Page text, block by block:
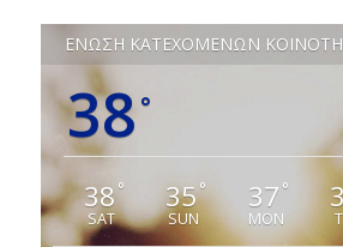
38 °
38°
SAT
35°
SUN
37 °
MON